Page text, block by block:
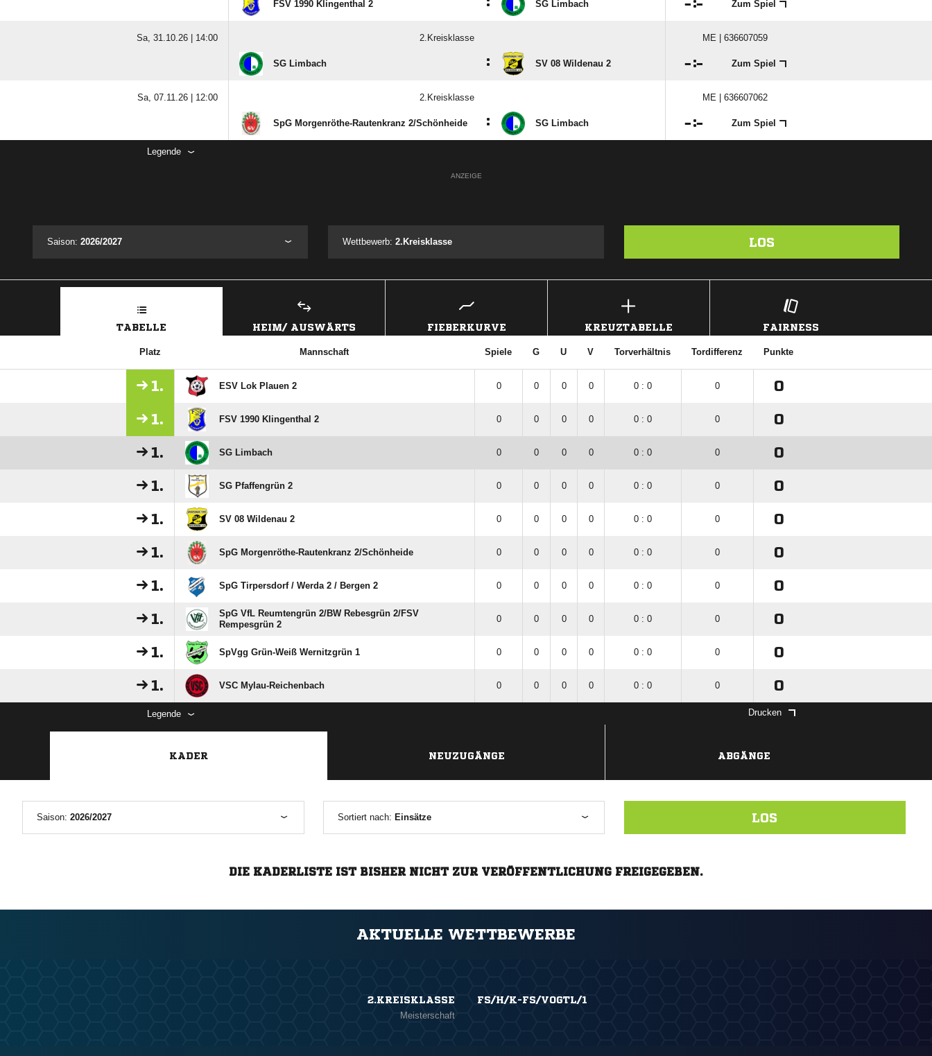
FSV 1990 Klingenthal 2 SG Limbach : Zum Spiel
Sa, 31.10.26 | 14:00 2.Kreisklasse ME | 636607059
SG Limbach : SV 08 Wildenau 2 : Zum Spiel
Sa, 07.11.26 | 12:00 2.Kreisklasse ME | 636607062
SpG Morgenröthe-Rautenkranz 2/​Schönheide : SG Limbach : Zum Spiel
Legende
ANZEIGE
Saison: 2026/2027 Wettbewerb:2.Kreisklasse LOS
TABELLE HEIM/ AUSWÄRTS FIEBERKURVE KREUZTABELLE FAIRNESS
Platz Mannschaft Spiele G U V Torverhältnis Tordifferenz Punkte
1. ESV Lok Plauen 2 0 0 0 0 0 : 0 0 0
1. FSV 1990 Klingenthal 2 0 0 0 0 0 : 0 0 0
1. SG Limbach 0 0 0 0 0 : 0 0 0
1. SG Pfaffengrün 2 0 0 0 0 0 : 0 0 0
1. SV 08 Wildenau 2 0 0 0 0 0 : 0 0 0
1. SpG Morgenröthe-Rautenkranz 2/​Schönheide 0 0 0 0 0 : 0 0 0
1. SpG Tirpersdorf /​ Werda 2 /​ Bergen 2 0 0 0 0 0 : 0 0 0
1.
SpG VfL Reumtengrün 2/​BW Rebesgrün 2/​FSV
Rempesgrün 2
0 0 0 0 0 : 0 0 0
1. SpVgg Grün-Weiß Wernitzgrün 1 0 0 0 0 0 : 0 0 0
1. VSC Mylau-Reichenbach 0 0 0 0 0 : 0 0 0
Legende Drucken
KADER NEUZUGÄNGE ABGÄNGE
Saison: 2026/2027 Sortiert nach: Einsätze LOS
DIE KADERLISTE IST BISHER NICHT ZUR VERÖFFENTLICHUNG FREIGEGEBEN.
AKTUELLE WETTBEWERBE
2.KREISKLASSE
Meisterschaft
FS/H/K-FS/VOGTL/1